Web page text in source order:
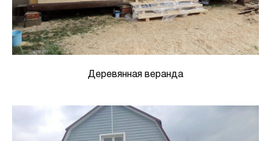
Деревянная веранда